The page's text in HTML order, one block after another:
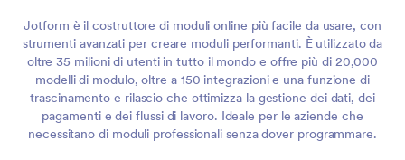
Jotform è il costruttore di moduli online più facile da usare, con
strumenti avanzati per creare moduli performanti. È utilizzato da
oltre 35 milioni di utenti in tutto il mondo e offre più di 20,000
modelli di modulo, oltre a 150 integrazioni e una funzione di
trascinamento e rilascio che ottimizza la gestione dei dati, dei
pagamenti e dei flussi di lavoro. Ideale per le aziende che
necessitano di moduli professionali senza dover programmare.